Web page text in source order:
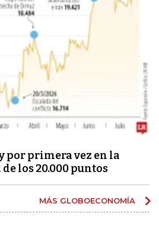
por primera vez en la
los 20.000 puntos
MÁS GLOBOECONOMÍA